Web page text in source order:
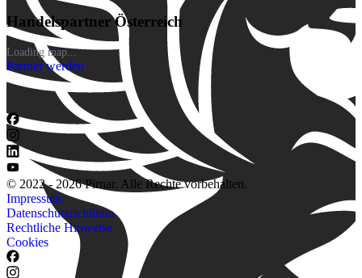
Handelspartner Österreich
Loading map...
Partner werden
© 2022 - 2026 Pirnar. Alle Rechte vorbehalten.
Impressum
Datenschutzrichtlinie
Rechtliche Hinweise
Cookies